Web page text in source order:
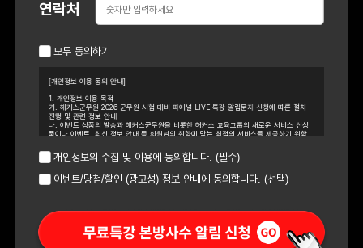
연락처
모두 동의하기
[개인정보 이용 동의 안내]
1. 개인정보 이용 목적
가. 해커스군무원 2026 군무원 시험 대비 파이널 LIVE 특강 알림문자 신청에 따른 절차
진행 및 관련 정보 안내
나. 이벤트 상품의 발송과 해커스군무원을 비롯한 해커스 교육그룹의 새로운 서비스 신상
품이나 이벤트, 최신 정보 안내 등 회원님의 취향에 맞는 최적의 서비스를 제공하기 위함
3. 개인정보의 보유/이용 기간 : 수집한 개인정보는 수집 시로부터 1년 간 이용하며, 내역
관리를 위해 추가 1년을 보관한 후 파기합니다. (총 2년 보유) 다만, 보유 및 이용기간 동안
4. 신청자는 개인정보 수집이용동의를 거부할 수 있습니다. 다만, 개인정보 수집이용에 거
부하실 경우 해커스군무원 2026 군무원 시험 대비 파이널 LIVE 특강 사전 알림문자 신청
개인정보의 수집 및 이용에 동의합니다. (필수)
이벤트/당첨/할인 (광고성) 정보 안내에 동의합니다. (선택)